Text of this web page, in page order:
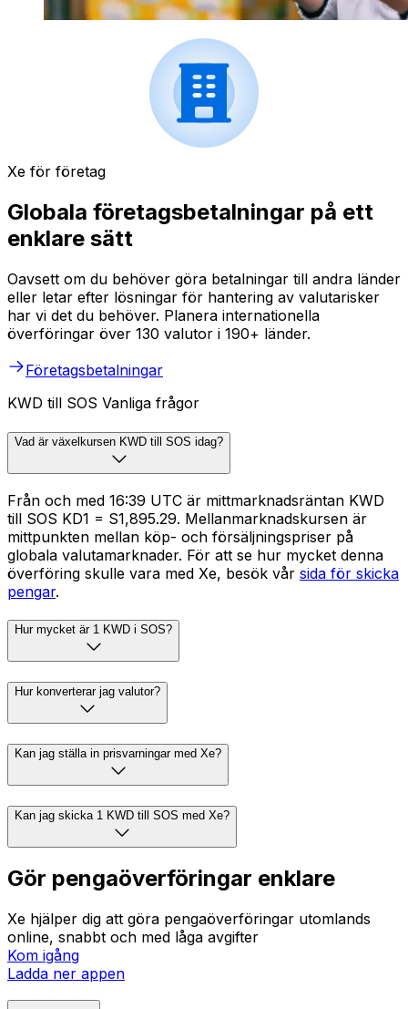
Xe för företag
Globala företagsbetalningar på ett
enklare sätt
Oavsett om du behöver göra betalningar till andra länder
eller letar efter lösningar för hantering av valutarisker
har vi det du behöver. Planera internationella
överföringar över 130 valutor i 190+ länder.
Företagsbetalningar
KWD till SOS Vanliga frågor
Vad är växelkursen KWD till SOS idag?
Från och med 16:39 UTC är mittmarknadsräntan KWD
till SOS KD1 = S1,895.29. Mellanmarknadskursen är
mittpunkten mellan köp- och försäljningspriser på
globala valutamarknader. För att se hur mycket denna
överföring skulle vara med Xe, besök vår sida för skicka
pengar.
Hur mycket är 1 KWD i SOS?
Hur konverterar jag valutor?
Kan jag ställa in prisvarningar med Xe?
Kan jag skicka 1 KWD till SOS med Xe?
Gör pengaöverföringar enklare
Xe hjälper dig att göra pengaöverföringar utomlands
online, snabbt och med låga avgifter
Kom igång
Ladda ner appen